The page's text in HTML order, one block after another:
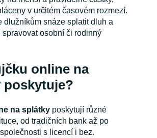
v určitém časovém rozmezí.
dlužníkům snáze splatit dluh a
spravovat osobní či rodinný
online na
poskytuje?
na splátkyposkytují různé
od tradičních bank až po
s licencí i bez.